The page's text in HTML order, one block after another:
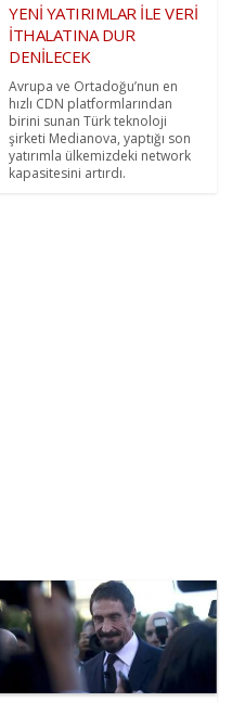
YENİ YATIRIMLAR İLE VERİ
İTHALATINA DUR
DENİLECEK
Avrupa ve Ortadoğu’nun en
hızlı CDN platformlarından
birini sunan Türk teknoloji
şirketi Medianova, yaptığı son
yatırımla ülkemizdeki network
kapasitesini artırdı.